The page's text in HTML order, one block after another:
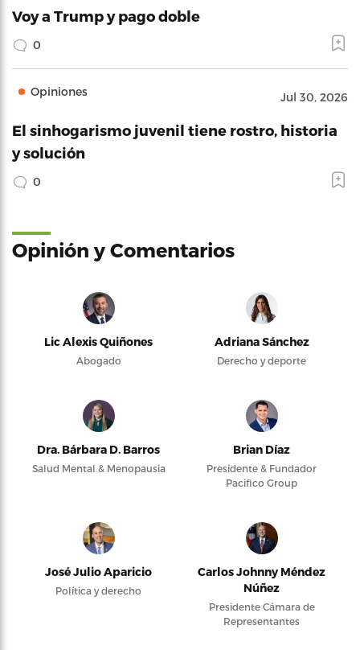
Voy a Trump y pago doble
0
Opiniones Jul 30, 2026
El sinhogarismo juvenil tiene rostro, historia
y solución
0
Opinión y Comentarios
Lic Alexis Quiñones
Abogado
Adriana Sánchez
Derecho y deporte
Dra. Bárbara D. Barros
Salud Mental & Menopausia
Brian Díaz
Presidente & Fundador
Pacifico Group
José Julio Aparicio
Política y derecho
Carlos Johnny Méndez
Núñez
Presidente Cámara de
Representantes